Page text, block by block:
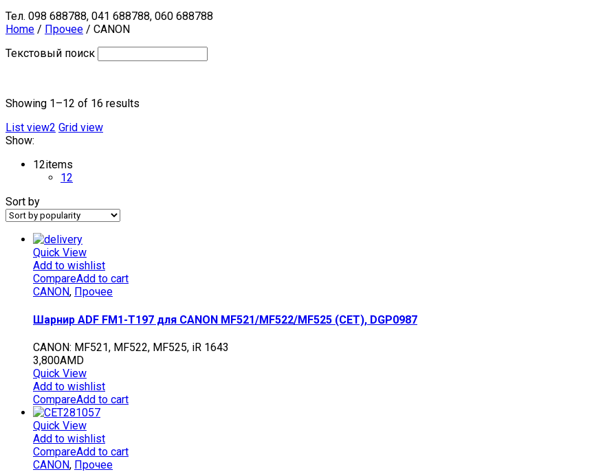
Тел. 098 688788, 041 688788, 060 688788
Home / Прочее / CANON
Текстовый поиск
Showing 1–12 of 16 results
List view2 Grid view
Show:
12items
12
Sort by
Quick View
Add to wishlist
CompareAdd to cart
CANON, Прочее
Шарнир ADF FM1-T197 для CANON MF521/MF522/MF525 (CET), DGP0987
CANON: MF521, MF522, MF525, iR 1643
3,800AMD
Quick View
Add to wishlist
CompareAdd to cart
Quick View
Add to wishlist
CompareAdd to cart
CANON, Прочее